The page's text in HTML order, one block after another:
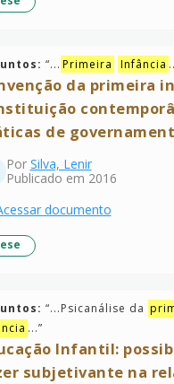
“... Primeira Infância
da primeira
de
Por Silva, Lenir
Publicado em 2016
documento
“...Psicanálise da
...”
Infantil:
subjetivante na